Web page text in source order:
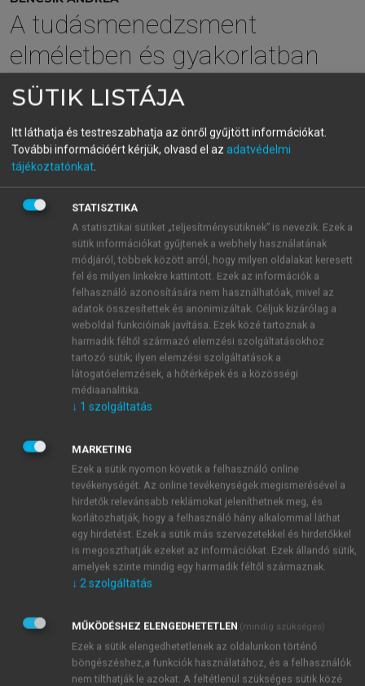
A tudásmenedzsment
elméletben és gyakorlatban
menu_book
A tudásfejlesztés lehetőségei
A szakmai közösségek, a nyílt innovációban érintett
csoportok, a gyakorlati közösségek, a LinkedIn, a
Twitter felületein, a különböző tudásmegosztó
portálokon együttműködve, akár a világ
legkülönbözőbb területeiről is képesek új tudást
létrehozni, a meglévő tudást továbbfejleszteni, a
meglévő ismeretekre vagy korábbi tapasztalatokra
építve új helyzetekben új megoldásokat kitalálni. A
közösségi felületekről begyűjtött információk
lehetővé teszik a legjobb gyakorlat elve alapján saját
cégünk megoldásait fejleszteni, a best practice-hez
igazítani. A belső munkatársak fejlesztésének
módszerei is gyakran jelentenek továbblépési
lehetőséget a stratégia megvalósítása felé. A
közösségi-innovatív platformok a szervezetek által
egy felhőben használt eszközként is tekinthetők. Ez,
az integrációt, az együttműködést és a tudás
optimalizálását is lehetővé teszi. Ezek a platformok
nem csak a fejlesztésben, de a tudás megosztásában
és elterjesztésében is segítséget nyújtanak. Ezzel át is
léphetünk a rendszer következő lépésébe.A
tudásszerzés során tárgyalt megoldások – amelyek
egyidejűleg szolgálják a tudásfejlesztés célját is – az
alábbi megoldásokkal bővíthetők:
SÜTIK LISTÁJA
Itt láthatja és testreszabhatja az önről gyűjtött információkat.
További információért kérjük, olvasd el az adatvédelmi
tájékoztatónkat
STATISZTIKA
A statisztikai sütiket „teljesítménysütiknek” is nevezik. Ezek a
sütik információkat gyűjtenek a webhely használatának
módjáról, többek között arról, hogy milyen oldalakat keresett
fel és milyen linkekre kattintott. Ezek az információk a
felhasználó azonosítására nem használhatóak, mivel az
adatok összesítettek és anonimizáltak. Céljuk kizárólag a
weboldal funkcióinak javítása. Ezek közé tartoznak a
harmadik féltől származó elemzési szolgáltatásokhoz
tartozó sütik; ilyen elemzési szolgáltatások a
látogatóelemzések, a hőtérképek és a közösségi
médiaanalitika.
↓ 1 szolgáltatás
MARKETING
Ezek a sütik nyomon követik a felhasználó online
tevékenységét. Az online tevékenységek megismerésével a
hirdetők relevánsabb reklámokat jeleníthetnek meg, és
korlátozhatják, hogy a felhasználó hány alkalommal láthat
egy hirdetést. Ezek a sütik más szervezetekkel és hirdetőkkel
is megoszthatják ezeket az információkat. Ezek állandó sütik,
amelyek szinte mindig egy harmadik féltől származnak.
↓ 2 szolgáltatás
MŰKÖDÉSHEZ ELENGEDHETETLEN (mindig szükséges)
Ezek a sütik elengedhetetlenek az oldalunkon történő
böngészéshez,a funkciók használatához, és a felhasználók
nem tilthatják le azokat. A feltétlenül szükséges sütik közé